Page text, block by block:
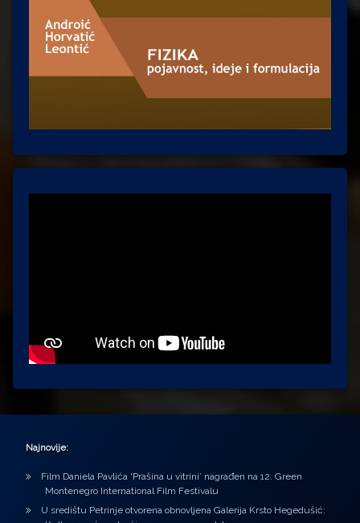
Najnovije:
Film Daniela Pavlića ‘Prašina u vitrini’ nagrađen na 12. Green
Montenegro International Film Festivalu
U središtu Petrinje otvorena obnovljena Galerija Krsto Hegedušić: